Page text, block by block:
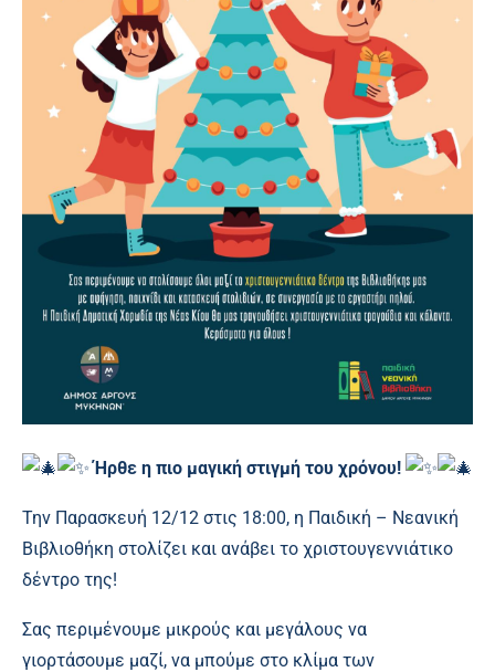
Ήρθε η πιο μαγική στιγμή του χρόνου!
Την Παρασκευή 12/12 στις 18:00, η Παιδική – Νεανική
Βιβλιοθήκη στολίζει και ανάβει το χριστουγεννιάτικο
δέντρο της!
Σας περιμένουμε μικρούς και μεγάλους να
γιορτάσουμε μαζί, να μπούμε στο κλίμα των